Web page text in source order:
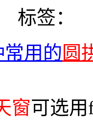
标签：
常用的圆
窗可选